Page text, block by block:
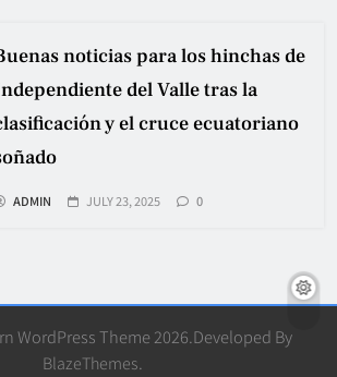
noticias para los hinchas de
del Valle tras la
y el cruce ecuatoriano
ADMIN JULY 23, 2025 0
WordPress Theme 2026.Developed By
BlazeThemes